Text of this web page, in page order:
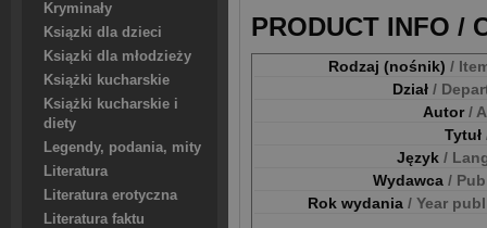
Kryminały
Ksiązki dla dzieci
Ksiązki dla młodzieży
Książki kucharskie
Książki kucharskie i
diety
Legendy, podania, mity
Literatura
Literatura erotyczna
Literatura faktu
PRODUCT INFO /
Rodzaj (nośnik) /
Dział /
Autor/
Tytuł
Język /
Wydawca /
Rok wydania / Year